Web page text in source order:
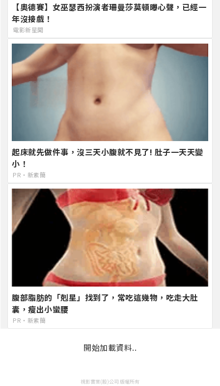
【奧德賽】女巫瑟西扮演者珊曼莎莫頓曝心聲，已經一
年沒接戲！
電影新星聞
起床就先做件事，沒三天小腹就不見了! 肚子一天天變
小！
PR・新素簡
腹部脂肪的「剋星」找到了，常吃這幾物，吃走大肚
囊，瘦出小蠻腰
PR・新素簡
開始加載資料..
視影實業(股)公司 版權所有